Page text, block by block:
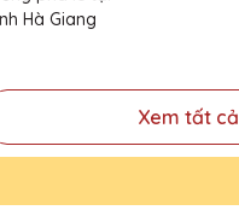
Xem tất cả